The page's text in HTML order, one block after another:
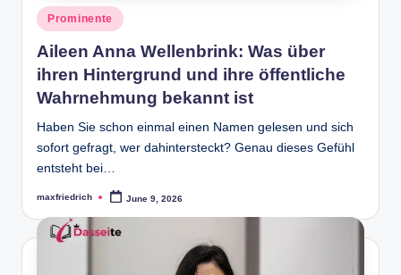
Posted
in
Prominente
Aileen Anna Wellenbrink: Was über
ihren Hintergrund und ihre öffentliche
Wahrnehmung bekannt ist
Haben Sie schon einmal einen Namen gelesen und sich
sofort gefragt, wer dahintersteckt? Genau dieses Gefühl
entsteht bei…
Posted
maxfriedrich June 9, 2026